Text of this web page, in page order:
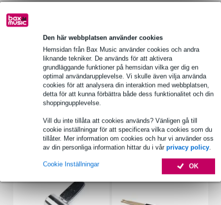
Den här webbplatsen använder cookies
Hemsidan från Bax Music använder cookies och andra
liknande tekniker. De används för att aktivera
grundläggande funktioner på hemsidan vilka ger dig en
optimal användarupplevelse. Vi skulle även vilja använda
cookies för att analysera din interaktion med webbplatsen,
detta för att kunna förbättra både dess funktionalitet och din
shoppingupplevelse.
Vill du inte tillåta att cookies används? Vänligen gå till
cookie inställningar för att specificera vilka cookies som du
tillåter. Mer information om cookies och hur vi använder oss
av din personliga information hittar du i vår privacy policy.
OK
Cookie Inställningar
1 250 ledande varumärken
Produktinformation
Gator Fodral GP-STANDARD-100
trumfodral set för standardtrummor
12 + 13 + 16 + 22 tum + 14 snare
Fullständiga specifikationer
Tillbehör (19)